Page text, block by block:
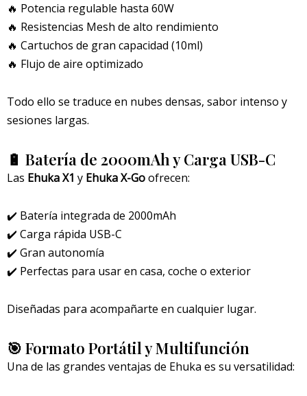
🔥 Potencia regulable hasta 60W
🔥 Resistencias Mesh de alto rendimiento
🔥 Cartuchos de gran capacidad (10ml)
🔥 Flujo de aire optimizado
Todo ello se traduce en nubes densas, sabor intenso y
sesiones largas.
🔋 Batería de 2000mAh y Carga USB-C
Las Ehuka X1 y Ehuka X-Goofrecen:
✔️ Batería integrada de 2000mAh
✔️ Carga rápida USB-C
✔️ Gran autonomía
✔️ Perfectas para usar en casa, coche o exterior
Diseñadas para acompañarte en cualquier lugar.
🎯 Formato Portátil y Multifunción
Una de las grandes ventajas de Ehuka es su versatilidad: